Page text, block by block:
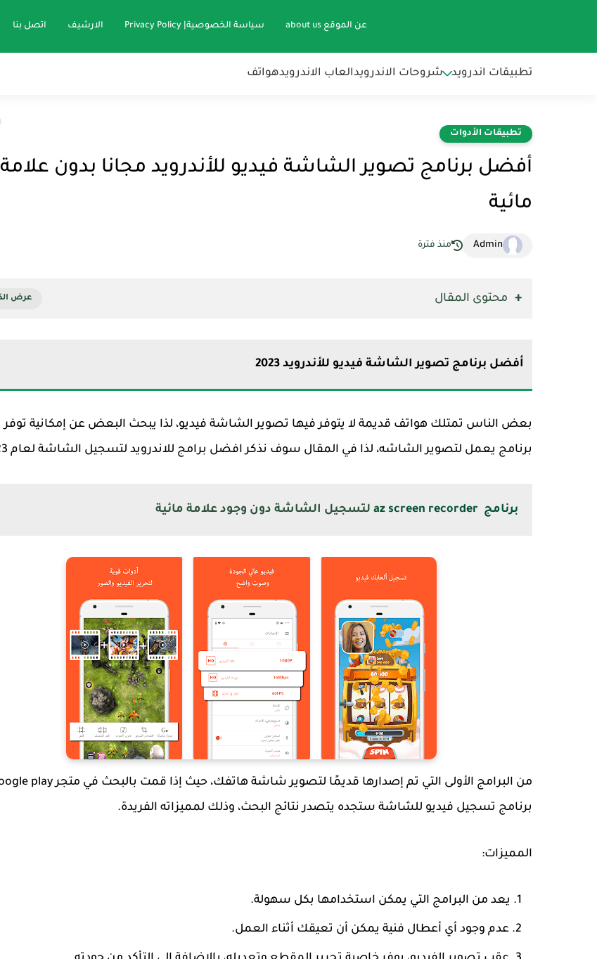
عن الموقع about us سياسة الخصوصية| Privacy Policy الارشيف اتصل بنا
تطبيقات اندرويد شروحات الاندرويدالعاب الاندرويدهواتف
تطبيقات الأدوات
أفضل برنامج تصوير الشاشة فيديو للأندرويد مجانا بدون علامة
مائية
Admin منذ فترة
محتوى المقال
أفضل برنامج تصوير الشاشة فيديو للأندرويد 2023
بعض الناس تمتلك هواتف قديمة لا يتوفر فيها تصوير الشاشة فيديو، لذا يبحث البعض عن إمكانية توفر
برنامج يعمل لتصوير الشاشه، لذا في المقال سوف نذكر افضل برامج للاندرويد لتسجيل الشاشة لعام 2023.
برنامج az screen recorder لتسجيل الشاشة دون وجود علامة مائية
برنامج تسجيل فيديو للشاشة ستجده يتصدر نتائج البحث، وذلك لمميزاته الفريدة.
المميزات:
يعد من البرامج التي يمكن استخدامها بكل سهولة.
عدم وجود أي أعطال فنية يمكن أن تعيقك أثناء العمل.